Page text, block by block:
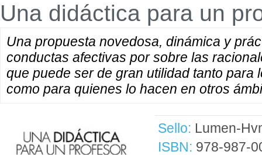
Una didáctica para un
Una propuesta novedosa, dinámica y
conductas afectivas por sobre las
que puede ser de gran utilidad tanto para
como para quienes lo hacen en otros
Sello: Lumen-
ISBN: 978-987-